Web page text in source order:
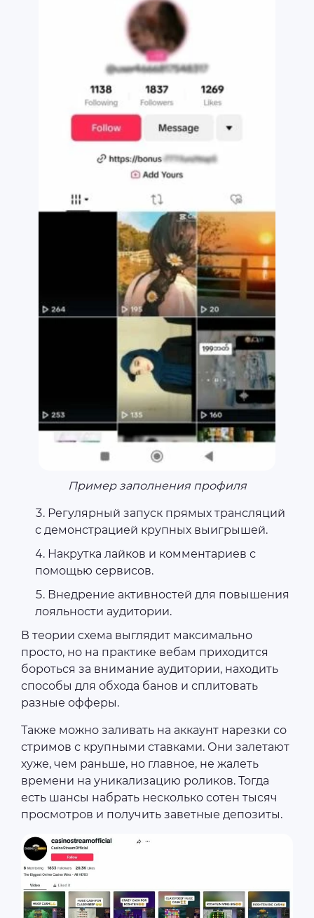
Пример заполнения профиля
Регулярный запуск прямых трансляций
с демонстрацией крупных выигрышей.
Накрутка лайков и комментариев с
помощью сервисов.
Внедрение активностей для повышения
лояльности аудитории.
В теории схема выглядит максимально
просто, но на практике вебам приходится
бороться за внимание аудитории, находить
способы для обхода банов и сплитовать
разные офферы.
Также можно заливать на аккаунт нарезки со
стримов с крупными ставками. Они залетают
хуже, чем раньше, но главное, не жалеть
времени на уникализацию роликов. Тогда
есть шансы набрать несколько сотен тысяч
просмотров и получить заветные депозиты.